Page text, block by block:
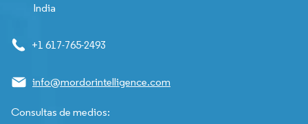
India
+1 617-765-2493
info@mordorintelligence.com
Consultas de medios: